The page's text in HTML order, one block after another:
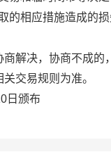
的相应措施造成的
解决，协商不成
交易规则为准。
日颁布